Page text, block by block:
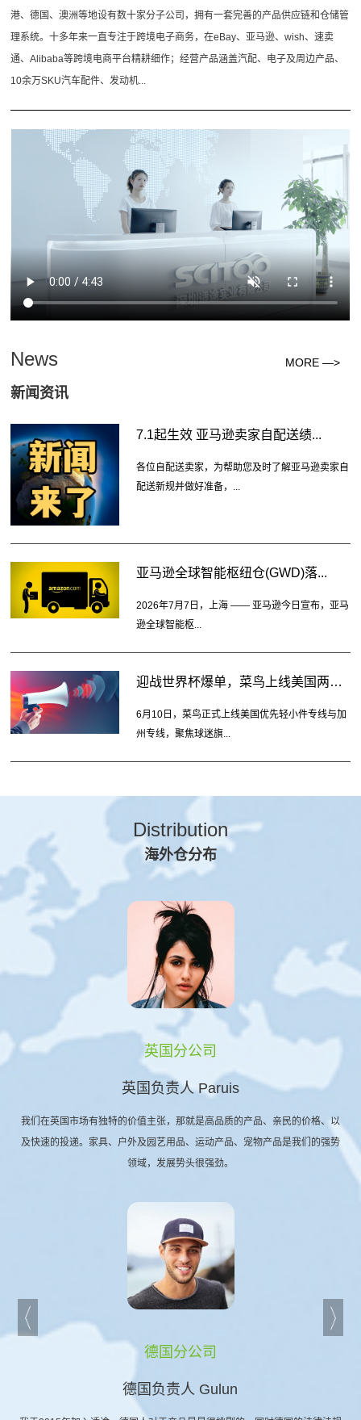
港、德国、澳洲等地设有数十家分子公司，拥有一套完善的产品供应链和仓储管
理系统。十多年来一直专注于跨境电子商务，在eBay、亚马逊、wish、速卖
通、Alibaba等跨境电商平台精耕细作；经营产品涵盖汽配、电子及周边产品、
10余万SKU汽车配件、发动机...
News
新闻资讯
MORE —>
7.1起生效 亚马逊卖家自配送绩...
各位自配送卖家，为帮助您及时了解亚马逊卖家自
配送新规并做好准备，...
亚马逊全球智能枢纽仓(GWD)落...
2026年7月7日，上海 —— 亚马逊今日宣布，亚马
逊全球智能枢...
迎战世界杯爆单，菜鸟上线美国两大...
6月10日，菜鸟正式上线美国优先轻小件专线与加
州专线，聚焦球迷旗...
Distribution
海外仓分布
英国分公司
英国负责人 Paruis
我们在英国市场有独特的价值主张，那就是高品质的产品、亲民的价格、以
及快速的投递。家具、户外及园艺用品、运动产品、宠物产品是我们的强势
领域，发展势头很强劲。
德国分公司
德国负责人 Gulun